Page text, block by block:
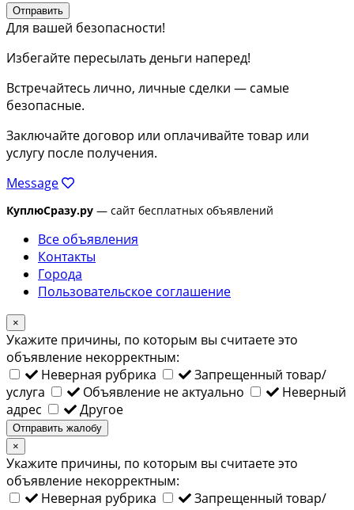
Отправить
Для вашей безопасности!
Избегайте пересылать деньги наперед!
Встречайтесь лично, личные сделки — самые
безопасные.
Заключайте договор или оплачивайте товар или
услугу после получения.
Message
КуплюСразу.ру — сайт бесплатных объявлений
Все объявления
Контакты
Города
Пользовательское соглашение
×
Укажите причины, по которым вы считаете это
объявление некорректным:
Неверная рубрика
Запрещенный товар/
услуга
Объявление не актуально
Неверный
адрес
Другое
Отправить жалобу
×
Укажите причины, по которым вы считаете это
объявление некорректным:
Неверная рубрика
Запрещенный товар/